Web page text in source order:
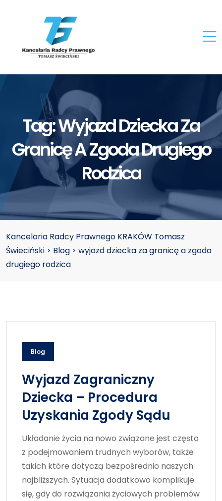
Tag:Wyjazd Dziecka Za
Granicę A Zgoda Drugiego
Rodzica
Kancelaria Radcy Prawnego KRAKÓW Tomasz
Świeciński > Blog > wyjazd dziecka za granicę a zgoda
drugiego rodzica
Blog
Wyjazd Zagraniczny
Dziecka – Procedura
Uzyskania Zgody Sądu
Układanie życia na nowo związane jest często
z podejmowaniem trudnych wyborów, także
takich które dotyczą bezpośrednio naszych
najbliższych. Sytuacja dodatkowo komplikuje
się, gdy do rozwiązania życiowych problemów